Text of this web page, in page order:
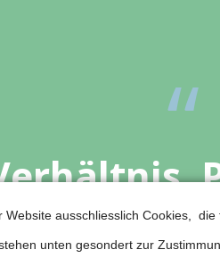
immer
ausschliesslich Cookies, die
unten gesondert zur